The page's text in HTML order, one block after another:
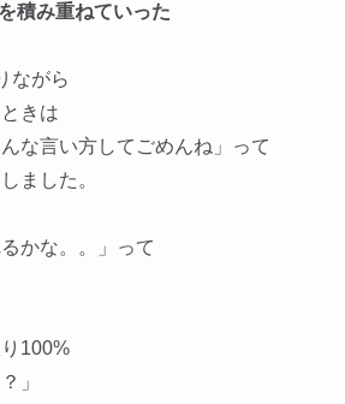
積み重ねていった
ながら
きは
な言い方してごめんね」って
ました。
かな。。」って
100%
」